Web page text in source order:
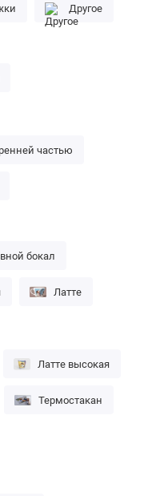
Другое
частью
бокал
Латте
Латте высокая
Термостакан